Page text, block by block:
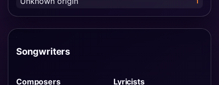
Songwriters
Composers Lyricists